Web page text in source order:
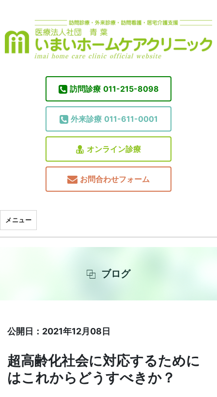
訪問診療 011-215-8098
外来診療 011-611-0001
オンライン診療
お問合わせフォーム
メニュー
ブログ
公開日：2021年12月08日
超高齢化社会に対応するために
はこれからどうすべきか？